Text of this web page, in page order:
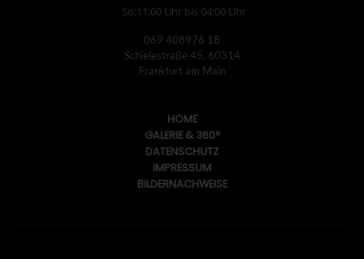
So:11:00 Uhr bis 04:00 Uhr
069 408976 18
Schielestraße 45, 60314
Frankfurt am Main
HOME
GALERIE & 360°
DATENSCHUTZ
IMPRESSUM
BILDERNACHWEISE